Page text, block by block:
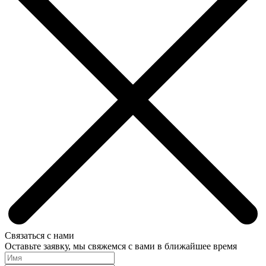
Связаться с нами
Оставьте заявку, мы свяжемся с вами в ближайшее время